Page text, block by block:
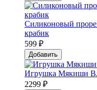
Силиконовый
крабик
599 ₽
Добавить
Игрушка Мякиши
2299 ₽